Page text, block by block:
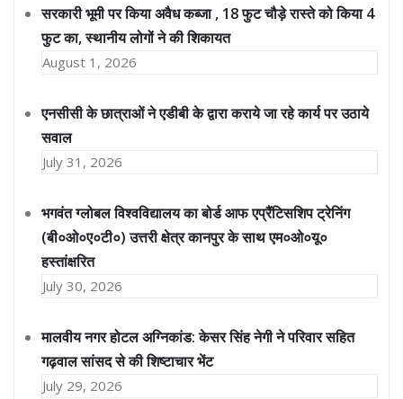
सरकारी भूमी पर किया अवैध कब्जा , 18 फुट चौड़े रास्ते को किया 4
फुट का, स्थानीय लोगों ने की शिकायत
August 1, 2026
एनसीसी के छात्राओं ने एडीबी के द्वारा कराये जा रहे कार्य पर उठाये
सवाल
July 31, 2026
भगवंत ग्लोबल विश्वविद्यालय का बोर्ड आफ एप्रैंटिसशिप ट्रेनिंग
(बी०ओ०ए०टी०) उत्तरी क्षेत्र कानपुर के साथ एम०ओ०यू०
हस्तांक्षरित
July 30, 2026
मालवीय नगर होटल अग्निकांड: केसर सिंह नेगी ने परिवार सहित
गढ़वाल सांसद से की शिष्टाचार भेंट
July 29, 2026